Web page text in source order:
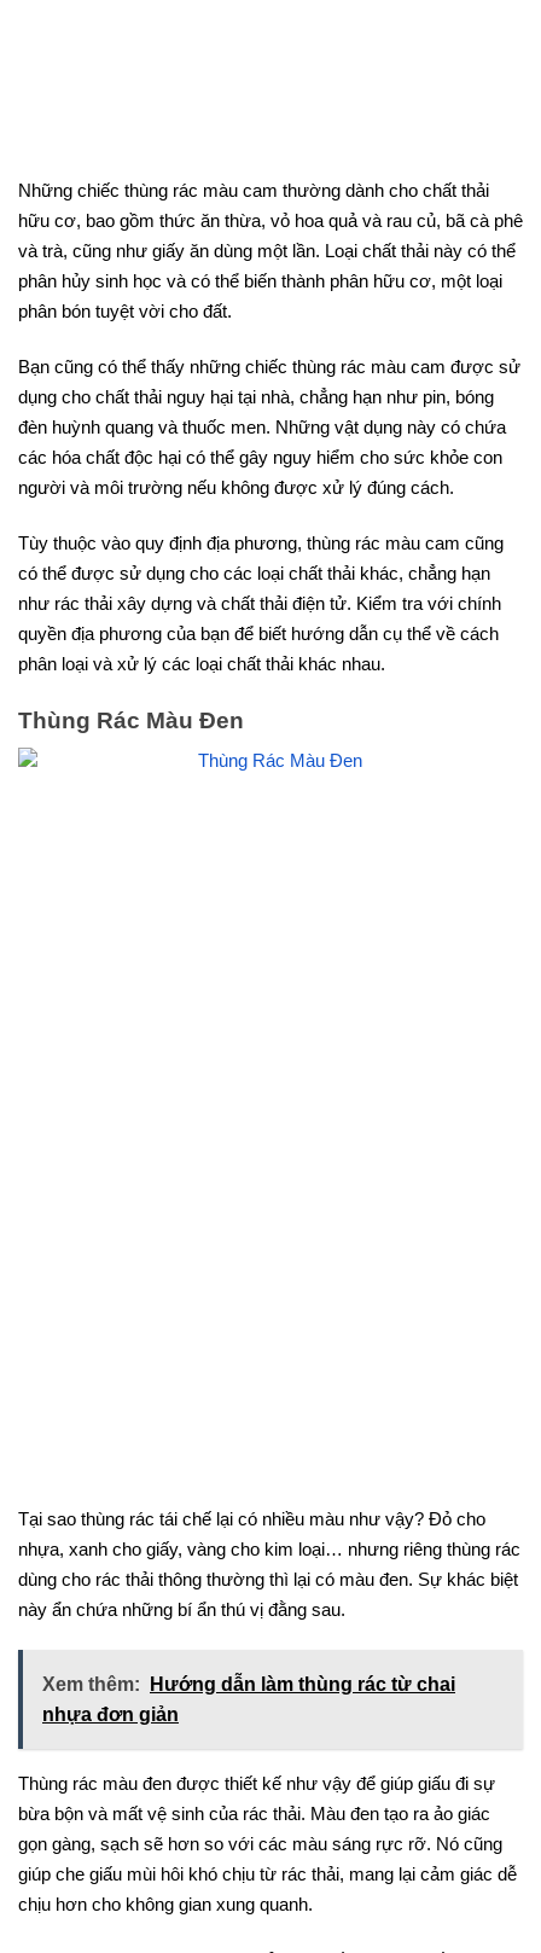
Những chiếc thùng rác màu cam thường dành cho chất thải
hữu cơ, bao gồm thức ăn thừa, vỏ hoa quả và rau củ, bã cà phê
và trà, cũng như giấy ăn dùng một lần. Loại chất thải này có thể
phân hủy sinh học và có thể biến thành phân hữu cơ, một loại
phân bón tuyệt vời cho đất.
Bạn cũng có thể thấy những chiếc thùng rác màu cam được sử
dụng cho chất thải nguy hại tại nhà, chẳng hạn như pin, bóng
đèn huỳnh quang và thuốc men. Những vật dụng này có chứa
các hóa chất độc hại có thể gây nguy hiểm cho sức khỏe con
người và môi trường nếu không được xử lý đúng cách.
Tùy thuộc vào quy định địa phương, thùng rác màu cam cũng
có thể được sử dụng cho các loại chất thải khác, chẳng hạn
như rác thải xây dựng và chất thải điện tử. Kiểm tra với chính
quyền địa phương của bạn để biết hướng dẫn cụ thể về cách
phân loại và xử lý các loại chất thải khác nhau.
Thùng Rác Màu Đen
Tại sao thùng rác tái chế lại có nhiều màu như vậy? Đỏ cho
nhựa, xanh cho giấy, vàng cho kim loại… nhưng riêng thùng rác
dùng cho rác thải thông thường thì lại có màu đen. Sự khác biệt
này ẩn chứa những bí ẩn thú vị đằng sau.
Xem thêm:
Hướng dẫn làm thùng rác từ chai
nhựa đơn giản
Thùng rác màu đen được thiết kế như vậy để giúp giấu đi sự
bừa bộn và mất vệ sinh của rác thải. Màu đen tạo ra ảo giác
gọn gàng, sạch sẽ hơn so với các màu sáng rực rỡ. Nó cũng
giúp che giấu mùi hôi khó chịu từ rác thải, mang lại cảm giác dễ
chịu hơn cho không gian xung quanh.